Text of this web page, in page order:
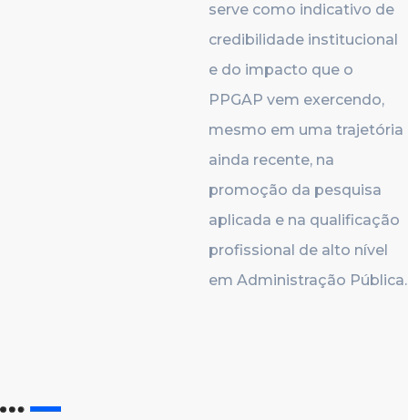
serve como indicativo de
credibilidade institucional
e do impacto que o
PPGAP vem exercendo,
mesmo em uma trajetória
ainda recente, na
promoção da pesquisa
aplicada e na qualificação
profissional de alto nível
em Administração Pública.